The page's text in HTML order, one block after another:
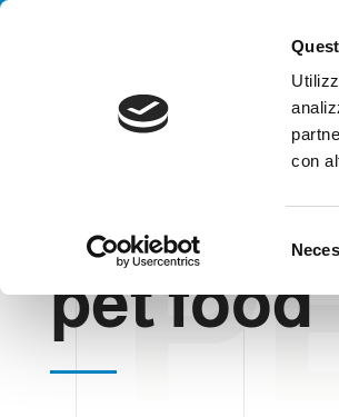
con
e
e
pet food